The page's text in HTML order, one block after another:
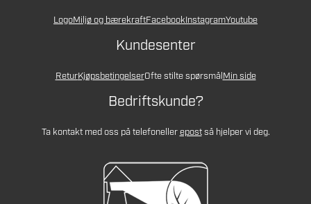
LogoMiljø og bærekraftFacebookInstagramYoutube
Kundesenter
ReturKjøpsbetingelserOfte stilte spørsmålMin side
Bedriftskunde?
Ta kontakt med oss på telefonellerepostså hjelper vi deg.